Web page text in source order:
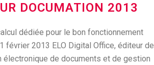
DOCUMATION 2013
dédiée pour le bon fonctionnement
février 2013 ELO Digital Office, éditeur de
de documents et de gestion